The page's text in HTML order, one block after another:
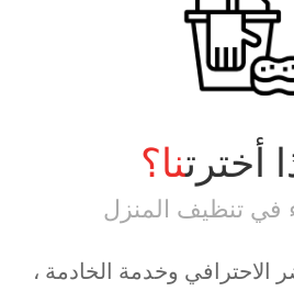
أخترتنا؟
في تنظيف المنزل
الاحترافي وخدمة الخادمة ،